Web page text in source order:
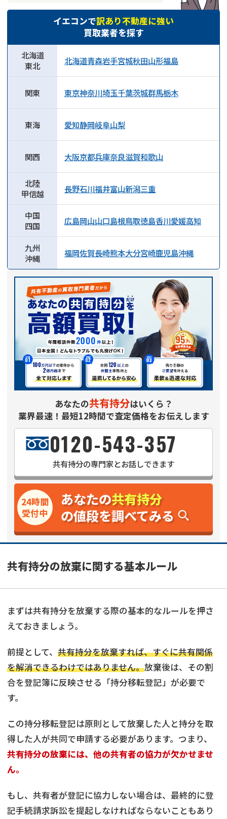
イエコンで訳あり不動産に強い
買取業者を探す
北海道
東北
北海道青森岩手宮城秋田山形福島
関東 東京神奈川埼玉千葉茨城群馬栃木
東海 愛知静岡岐阜山梨
関西 大阪京都兵庫奈良滋賀和歌山
北陸
甲信越
長野石川福井富山新潟三重
中国
四国
広島岡山山口島根鳥取徳島香川愛媛高知
九州
沖縄
福岡佐賀長崎熊本大分宮崎鹿児島沖縄
あなたの共有持分はいくら？
業界最速！最短12時間で査定価格をお伝えします
0120-543-357
共有持分の専門家とお話しできます
あなたの共有持分
の値段を調べてみる
24時間
受付中
共有持分の放棄に関する基本ルール
まずは共有持分を放棄する際の基本的なルールを押さ
えておきましょう。
前提として、 共有持分を放棄すれば、すぐに共有関係
を解消できるわけではありません。放棄後は、その割
合を登記簿に反映させる「持分移転登記」が必要で
す。
この持分移転登記は原則として放棄した人と持分を取
得した人が共同で申請する必要があります。つまり、
共有持分の放棄には、他の共有者の協力が欠かせませ
ん。
もし、共有者が登記に協力しない場合は、最終的に登
記手続請求訴訟を提起しなければならないこともあり